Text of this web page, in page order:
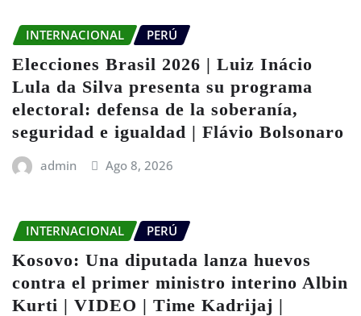
INTERNACIONAL PERÚ
Elecciones Brasil 2026 | Luiz Inácio
Lula da Silva presenta su programa
electoral: defensa de la soberanía,
seguridad e igualdad | Flávio Bolsonaro
admin Ago 8, 2026
INTERNACIONAL PERÚ
Kosovo: Una diputada lanza huevos
contra el primer ministro interino Albin
Kurti | VIDEO | Time Kadrijaj |